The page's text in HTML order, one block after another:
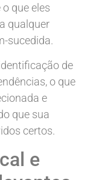
que eles
qualquer
sucedida.
de
o que
e
que sua
certos.
e